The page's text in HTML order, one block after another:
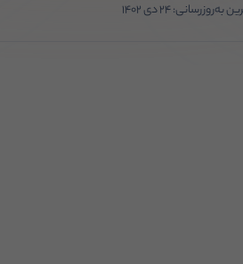
به‌روزرسانی:۲۴ دی ۱۴۰۲